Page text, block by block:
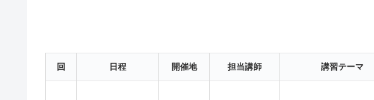
回 日程 開催地 担当講師 講習テーマ